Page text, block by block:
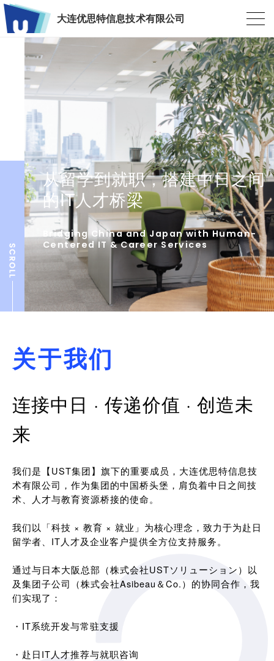
大连优思特信息技术有限公司
从留学到就职，搭建中日之间
的IT人才桥梁
Bridging China and Japan with Human-
Centered IT & Career Services
关于我们
连接中日 · 传递价值 · 创造未
来
我们是【UST集团】旗下的重要成员，大连优思特信息技
术有限公司，作为集团的中国桥头堡，肩负着中日之间技
术、人才与教育资源桥接的使命。
我们以「科技 × 教育 × 就业」为核心理念，致力于为赴日
留学者、IT人才及企业客户提供全方位支持服务。
通过与日本大阪总部（株式会社USTソリューション）以
及集团子公司（株式会社Asibeau＆Co.）的协同合作，我
们实现了：
・IT系统开发与常驻支援
・赴日IT人才推荐与就职咨询